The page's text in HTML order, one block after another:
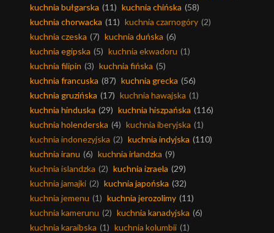
kuchnia bułgarska (11) kuchnia chińska (58)
kuchnia chorwacka (11) kuchnia czarnogóry (2)
kuchnia czeska (7) kuchnia duńska (6)
kuchnia egipska (5) kuchnia ekwadoru (1)
kuchnia filipin (3) kuchnia fińska (5)
kuchnia francuska (87) kuchnia grecka (56)
kuchnia gruzińska (17) kuchnia hawajska (1)
kuchnia hinduska (29) kuchnia hiszpańska (116)
kuchnia holenderska (4) kuchnia iberyjska (1)
kuchnia indonezyjska (2) kuchnia indyjska (110)
kuchnia iranu (6) kuchnia irlandzka (9)
kuchnia islandzka (2) kuchnia izraela (29)
kuchnia jamajki (2) kuchnia japońska (32)
kuchnia jemenu (1) kuchnia jerozolimy (11)
kuchnia kamerunu (2) kuchnia kanadyjska (6)
kuchnia karaibska (1) kuchnia kolumbii (1)